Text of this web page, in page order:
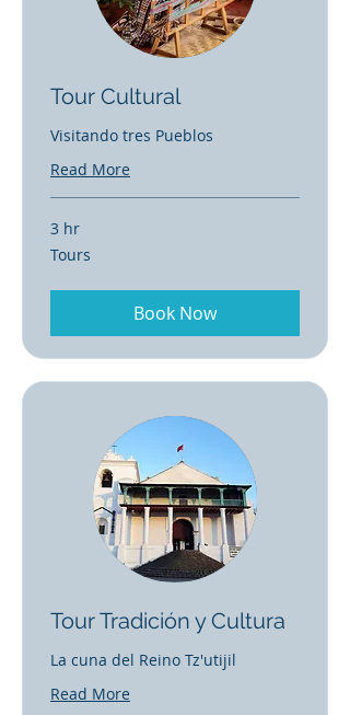
Tour Cultural
Visitando tres Pueblos
Read More
3 hr
Tours
Tours
Book Now
Tour Tradición y Cultura
La cuna del Reino Tz'utijil
Read More